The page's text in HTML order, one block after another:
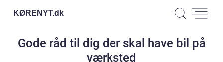
KØRENYT.dk
Gode råd til dig der skal have bil på
værksted